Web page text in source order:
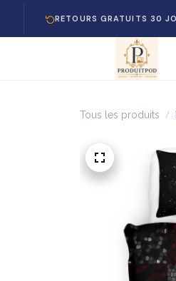
RETOURS GRATUITS 30 JOURS
Tous les produits